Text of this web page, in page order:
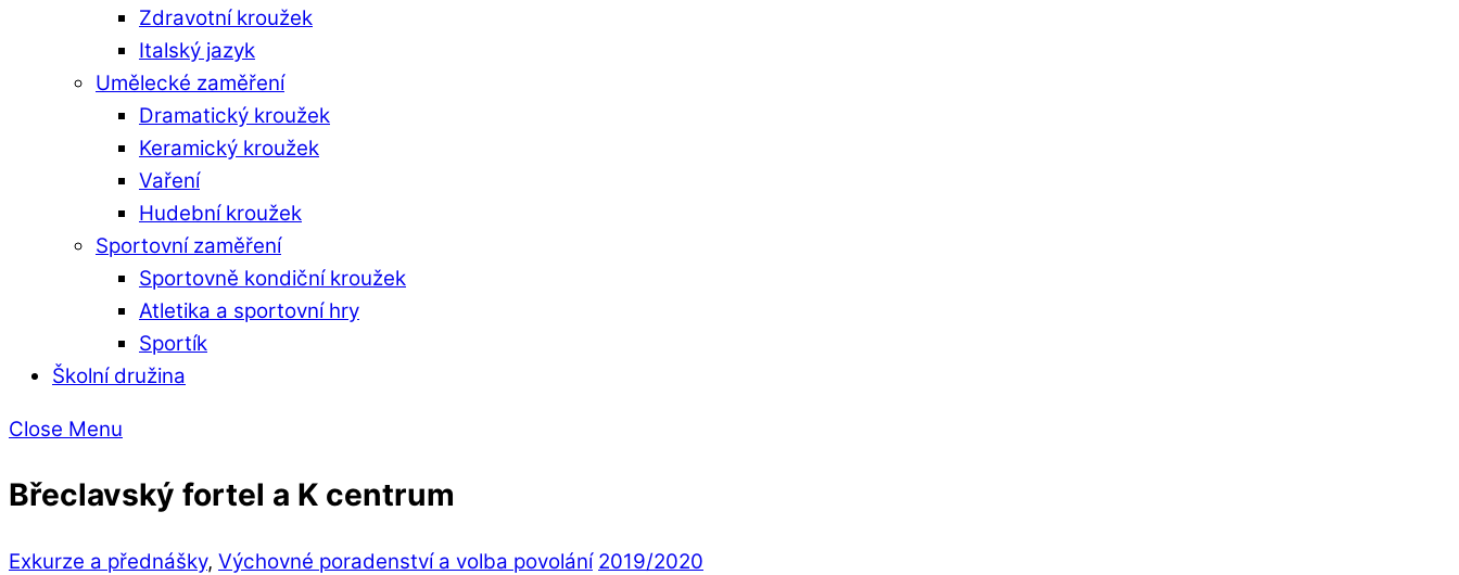
Zdravotní kroužek
Italský jazyk
Umělecké zaměření
Dramatický kroužek
Keramický kroužek
Vaření
Hudební kroužek
Sportovní zaměření
Sportovně kondiční kroužek
Atletika a sportovní hry
Sportík
Školní družina
Close Menu
Břeclavský fortel a K centrum
Exkurze a přednášky, Výchovné poradenství a volba povolání 2019/2020